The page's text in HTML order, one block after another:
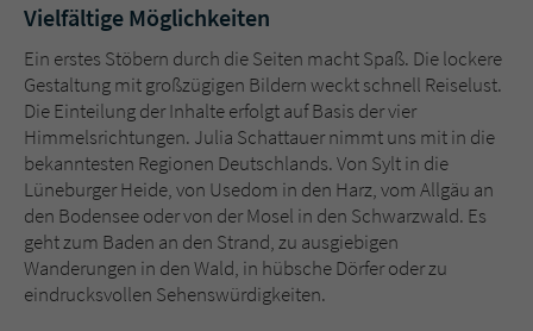
Vielfältige Möglichkeiten
Ein erstes Stöbern durch die Seiten macht Spaß. Die lockere
Gestaltung mit großzügigen Bildern weckt schnell Reiselust.
Die Einteilung der Inhalte erfolgt auf Basis der vier
Himmelsrichtungen. Julia Schattauer nimmt uns mit in die
bekanntesten Regionen Deutschlands. Von Sylt in die
Lüneburger Heide, von Usedom in den Harz, vom Allgäu an
den Bodensee oder von der Mosel in den Schwarzwald. Es
geht zum Baden an den Strand, zu ausgiebigen
Wanderungen in den Wald, in hübsche Dörfer oder zu
eindrucksvollen Sehenswürdigkeiten.